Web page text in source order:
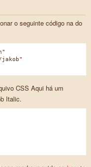
o seguinte código na do
CSS Aqui há um
Italic.